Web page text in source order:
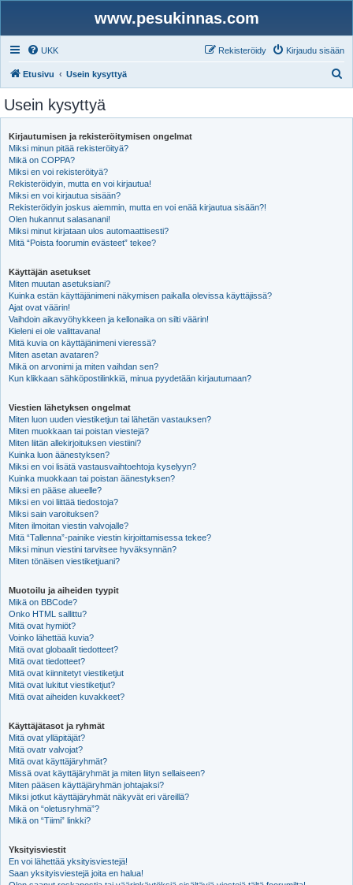
www.pesukinnas.com
UKK Kirjaudu sisään
Rekisteröidy
Etusivu Usein kysyttyä
Usein kysyttyä
Kirjautumisen ja rekisteröitymisen ongelmat
Miksi minun pitää rekisteröityä?
Mikä on COPPA?
Miksi en voi rekisteröityä?
Rekisteröidyin, mutta en voi kirjautua!
Miksi en voi kirjautua sisään?
Rekisteröidyin joskus aiemmin, mutta en voi enää kirjautua sisään?!
Olen hukannut salasanani!
Miksi minut kirjataan ulos automaattisesti?
Mitä “Poista foorumin evästeet” tekee?
Käyttäjän asetukset
Miten muutan asetuksiani?
Kuinka estän käyttäjänimeni näkymisen paikalla olevissa käyttäjissä?
Ajat ovat väärin!
Vaihdoin aikavyöhykkeen ja kellonaika on silti väärin!
Kieleni ei ole valittavana!
Mitä kuvia on käyttäjänimeni vieressä?
Miten asetan avataren?
Mikä on arvonimi ja miten vaihdan sen?
Kun klikkaan sähköpostilinkkiä, minua pyydetään kirjautumaan?
Viestien lähetyksen ongelmat
Miten luon uuden viestiketjun tai lähetän vastauksen?
Miten muokkaan tai poistan viestejä?
Miten liitän allekirjoituksen viestiini?
Kuinka luon äänestyksen?
Miksi en voi lisätä vastausvaihtoehtoja kyselyyn?
Kuinka muokkaan tai poistan äänestyksen?
Miksi en pääse alueelle?
Miksi en voi liittää tiedostoja?
Miksi sain varoituksen?
Miten ilmoitan viestin valvojalle?
Mitä “Tallenna”-painike viestin kirjoittamisessa tekee?
Miksi minun viestini tarvitsee hyväksynnän?
Miten tönäisen viestiketjuani?
Muotoilu ja aiheiden tyypit
Mikä on BBCode?
Onko HTML sallittu?
Mitä ovat hymiöt?
Voinko lähettää kuvia?
Mitä ovat globaalit tiedotteet?
Mitä ovat tiedotteet?
Mitä ovat kiinnitetyt viestiketjut
Mitä ovat lukitut viestiketjut?
Mitä ovat aiheiden kuvakkeet?
Käyttäjätasot ja ryhmät
Mitä ovat ylläpitäjät?
Mitä ovatr valvojat?
Mitä ovat käyttäjäryhmät?
Missä ovat käyttäjäryhmät ja miten liityn sellaiseen?
Miten pääsen käyttäjäryhmän johtajaksi?
Miksi jotkut käyttäjäryhmät näkyvät eri väreillä?
Mikä on “oletusryhmä”?
Mikä on “Tiimi” linkki?
Yksityisviestit
En voi lähettää yksityisviestejä!
Saan yksityisviestejä joita en halua!